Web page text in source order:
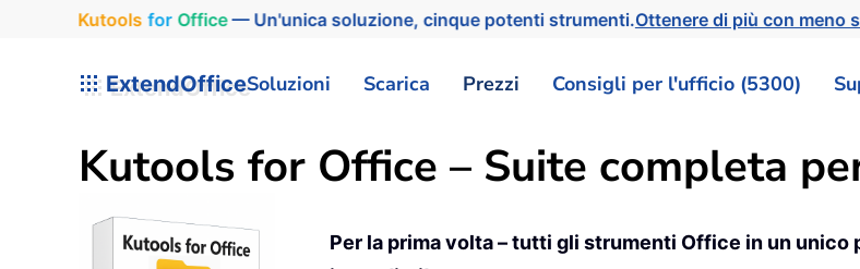
Kutools for Office— Un'unica soluzione, cinque potenti strumenti.Ottenere di più con meno
ExtendOfficeSoluzioni Scarica Prezzi Consigli per l'ufficio (5300)
Kutools for Office – Suite completa
Per la prima volta – tutti gli strumenti Office in un